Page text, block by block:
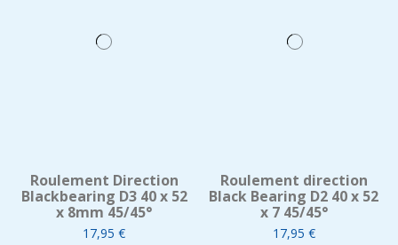
Roulement Direction
Blackbearing D3 40 x 52
x 8mm 45/45°
17,95 €
Roulement direction
Black Bearing D2 40 x 52
x 7 45/45°
17,95 €